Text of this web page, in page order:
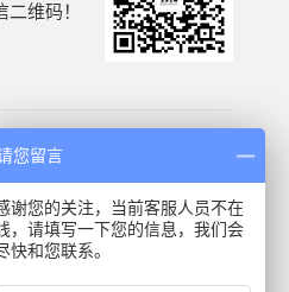
维码！
我们
我们
我们
产品信息
微生物质控菌株
您留言
谢您的关注，当前客服人员不在
，请填写一下您的信息，我们会
快和您联系。